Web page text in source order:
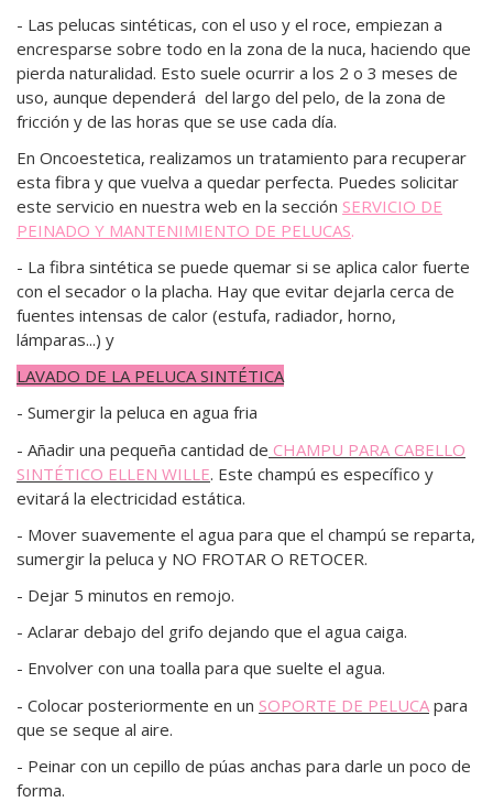
- Las pelucas sintéticas, con el uso y el roce, empiezan a
encresparse sobre todo en la zona de la nuca, haciendo que
pierda naturalidad. Esto suele ocurrir a los 2 o 3 meses de
uso, aunque dependerá del largo del pelo, de la zona de
fricción y de las horas que se use cada día.
En Oncoestetica, realizamos un tratamiento para recuperar
esta fibra y que vuelva a quedar perfecta. Puedes solicitar
este servicio en nuestra web en la sección SERVICIO DE
PEINADO Y MANTENIMIENTO DE PELUCAS.
- La fibra sintética se puede quemar si se aplica calor fuerte
con el secador o la placha. Hay que evitar dejarla cerca de
fuentes intensas de calor (estufa, radiador, horno,
lámparas...) y
LAVADO DE LA PELUCA SINTÉTICA
- Sumergir la peluca en agua fria
- Añadir una pequeña cantidad de CHAMPU PARA CABELLO
SINTÉTICO ELLEN WILLE. Este champú es específico y
evitará la electricidad estática.
- Mover suavemente el agua para que el champú se reparta,
sumergir la peluca y NO FROTAR O RETOCER.
- Dejar 5 minutos en remojo.
- Aclarar debajo del grifo dejando que el agua caiga.
- Envolver con una toalla para que suelte el agua.
- Colocar posteriormente en un SOPORTE DE PELUCA para
que se seque al aire.
- Peinar con un cepillo de púas anchas para darle un poco de
forma.